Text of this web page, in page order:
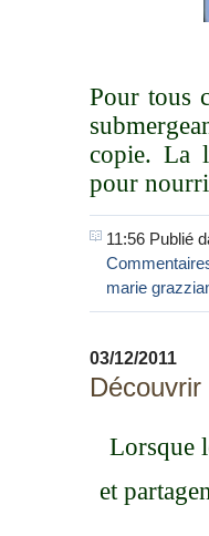
Pour tous
copie. La
pour
11:56 Publié
marie
03/12/2011
Lorsque
et